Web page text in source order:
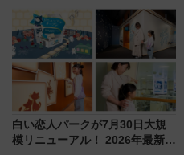
谷実アレンジの特別仕様へ、8月
5日始発から
白い恋人パークが7月30日大規
模リニューアル！ 2026年最新の